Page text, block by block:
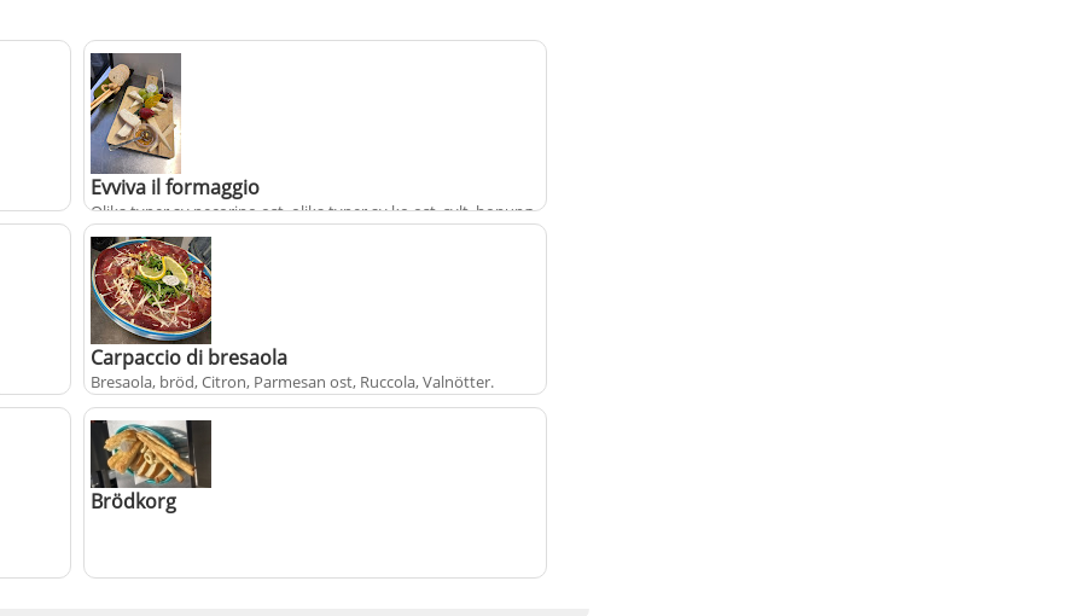
Evviva il formaggio
Olika typer av pecorino ost, olika typer av ko ost, sylt, honung
och bröd
+ 190 kr
Carpaccio di bresaola
Bresaola, bröd, Citron, Parmesan ost, Ruccola, Valnötter.
+ 220 kr
Brödkorg